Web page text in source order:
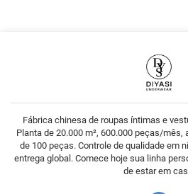
Fábrica chinesa de roupas íntimas e
Planta de 20.000 m², 600.000 peças/mês,
de 100 peças. Controle de qualidade em
entrega global. Comece hoje sua linha
de estar em